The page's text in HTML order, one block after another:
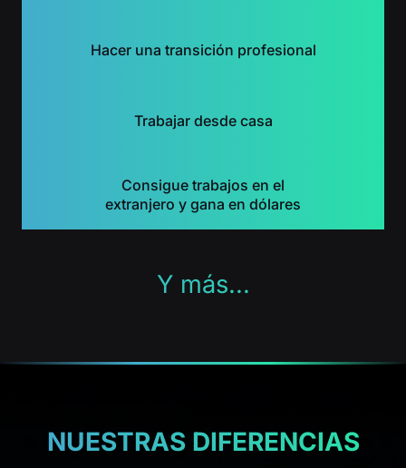
Hacer una transición profesional
Trabajar desde casa
Consigue trabajos en el
extranjero y gana en dólares
Y más...
NUESTRAS DIFERENCIAS